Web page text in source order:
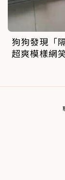
狗狗發現「
超爽模樣網